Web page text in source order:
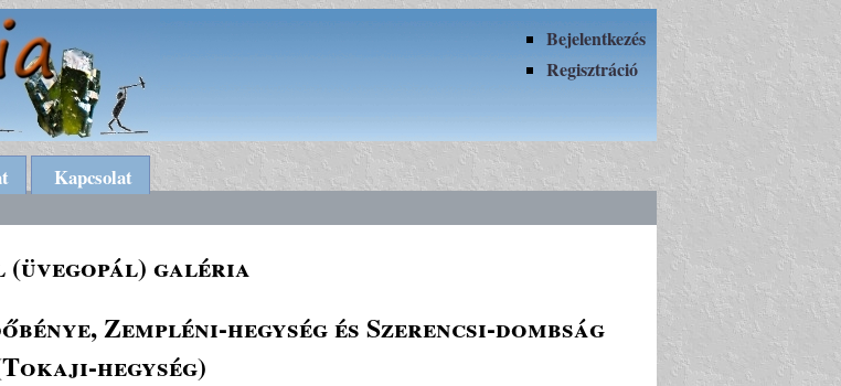
Bejelentkezés
Regisztráció
Kapcsolat
(üvegopál) galéria
Zempléni-hegység és Szerencsi-dombság
hegység)